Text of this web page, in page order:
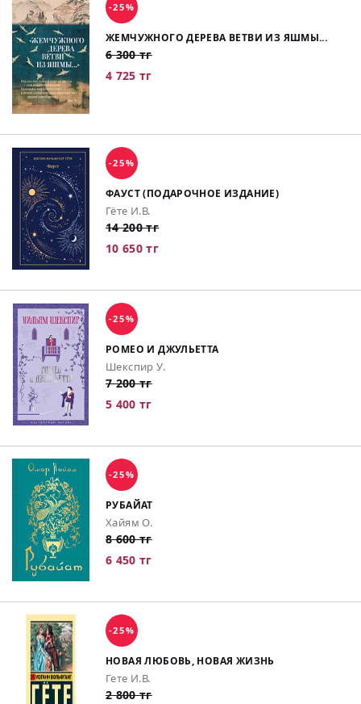
-25%
ЖЕМЧУЖНОГО ДЕРЕВА ВЕТВИ ИЗ ЯШМЫ...
6 300 тг
4 725 тг
-25%
ФАУСТ (ПОДАРОЧНОЕ ИЗДАНИЕ)
Гёте И.В.
14 200 тг
10 650 тг
-25%
РОМЕО И ДЖУЛЬЕТТА
Шекспир У.
7 200 тг
5 400 тг
-25%
РУБАЙАТ
Хайям О.
8 600 тг
6 450 тг
-25%
НОВАЯ ЛЮБОВЬ, НОВАЯ ЖИЗНЬ
Гете И.В.
2 800 тг